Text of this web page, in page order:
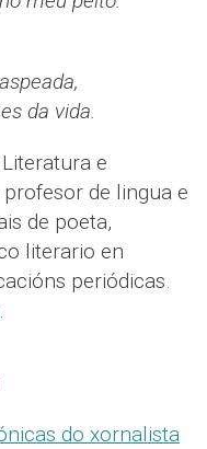
da vida.
e
de lingua e
de poeta,
literario en
periódicas.
.
do xornalista